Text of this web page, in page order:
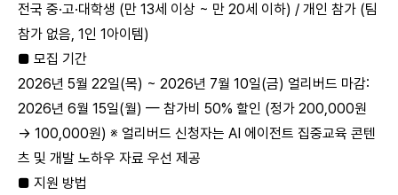
전국 중·고·대학생 (만 13세 이상 ~ 만 20세 이하) / 개인 참가 (팀
참가 없음, 1인 1아이템)
■ 모집 기간
2026년 5월 22일(목) ~ 2026년 7월 10일(금) 얼리버드 마감:
2026년 6월 15일(월) — 참가비 50% 할인 (정가 200,000원
→ 100,000원) ※ 얼리버드 신청자는 AI 에이전트 집중교육 콘텐
츠 및 개발 노하우 자료 우선 제공
■ 지원 방법